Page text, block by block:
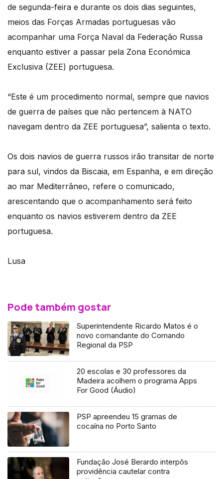
de segunda-feira e durante os dois dias seguintes,
meios das Forças Armadas portuguesas vão
acompanhar uma Força Naval da Federação Russa
enquanto estiver a passar pela Zona Económica
Exclusiva (ZEE) portuguesa.
“Este é um procedimento normal, sempre que navios
de guerra de países que não pertencem à NATO
navegam dentro da ZEE portuguesa”, salienta o texto.
Os dois navios de guerra russos irão transitar de norte
para sul, vindos da Biscaia, em Espanha, e em direção
ao mar Mediterrâneo, refere o comunicado,
arescentando que o acompanhamento será feito
enquanto os navios estiverem dentro da ZEE
portuguesa.
Lusa
Pode também gostar
Superintendente Ricardo Matos é o
novo comandante do Comando
Regional da PSP
20 escolas e 30 professores da
Madeira acolhem o programa Apps
For Good (Áudio)
PSP apreendeu 15 gramas de
cocaína no Porto Santo
Fundação José Berardo interpôs
providência cautelar contra